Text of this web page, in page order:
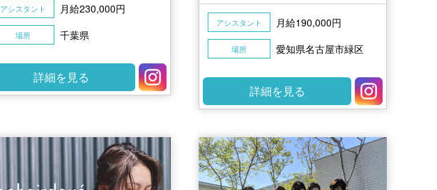
アシスタント 月給230,000円
場所 千葉県
詳細を見る
アシスタント 月給190,000円
場所 愛知県名古屋市緑区
詳細を見る